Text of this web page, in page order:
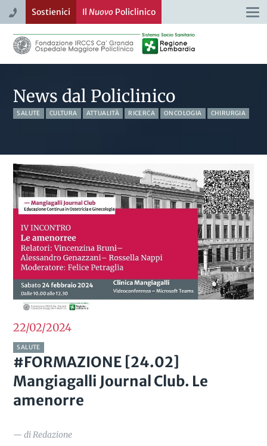
Sostienici Il NuovoPoliclinico
News dal Policlinico
SALUTE CULTURA ATTUALITÀ RICERCA ONCOLOGIA CHIRURGIA
22/022024
SALUTE
#FORMAZIONE [24.02]
Mangiagalli Journal Club. Le
amenorre
— di Redazione